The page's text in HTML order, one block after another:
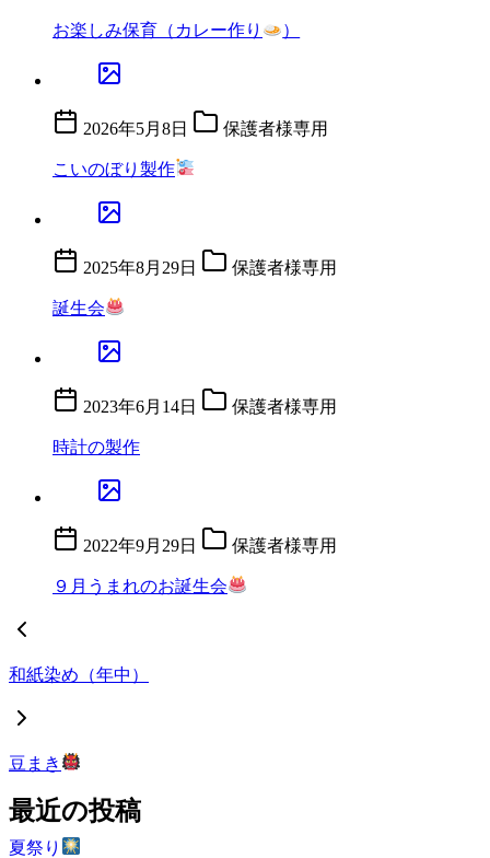
お楽しみ保育（カレー作り ）
2026年5月8日 保護者様専用
こいのぼり製作
2025年8月29日 保護者様専用
誕生会
2023年6月14日 保護者様専用
時計の製作
2022年9月29日 保護者様専用
９月うまれのお誕生会
和紙染め（年中）
豆まき
最近の投稿
夏祭り